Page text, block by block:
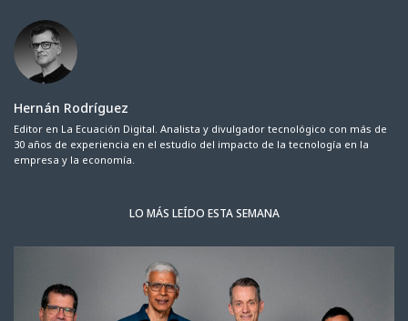
Hernán Rodríguez
Editor en La Ecuación Digital. Analista y divulgador tecnológico con más de
30 años de experiencia en el estudio del impacto de la tecnología en la
empresa y la economía.
LO MÁS LEÍDO ESTA SEMANA